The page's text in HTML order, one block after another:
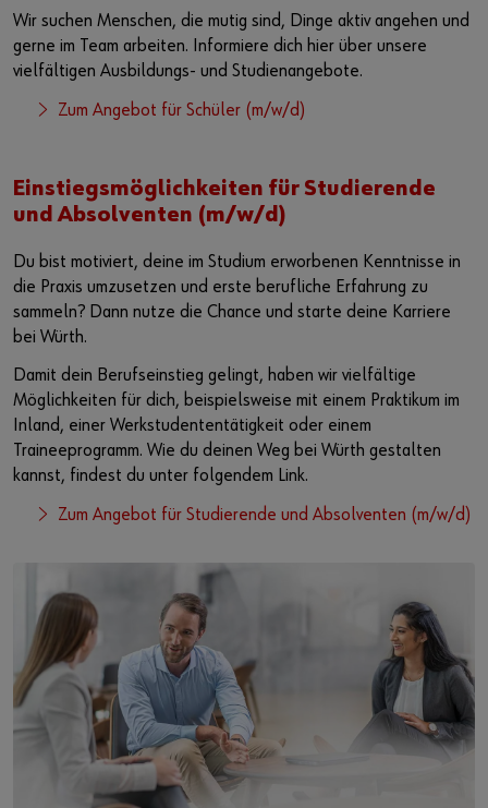
Wir suchen Menschen, die mutig sind, Dinge aktiv angehen und
gerne im Team arbeiten. Informiere dich hier über unsere
vielfältigen Ausbildungs- und Studienangebote.
Zum Angebot für Schüler (m/w/d)
Einstiegsmöglichkeiten für Studierende
und Absolventen (m/w/d)
Du bist motiviert, deine im Studium erworbenen Kenntnisse in
die Praxis umzusetzen und erste berufliche Erfahrung zu
sammeln? Dann nutze die Chance und starte deine Karriere
bei Würth.
Damit dein Berufseinstieg gelingt, haben wir vielfältige
Möglichkeiten für dich, beispielsweise mit einem Praktikum im
Inland, einer Werkstudententätigkeit oder einem
Traineeprogramm. Wie du deinen Weg bei Würth gestalten
kannst, findest du unter folgendem Link.
Zum Angebot für Studierende und Absolventen (m/w/d)